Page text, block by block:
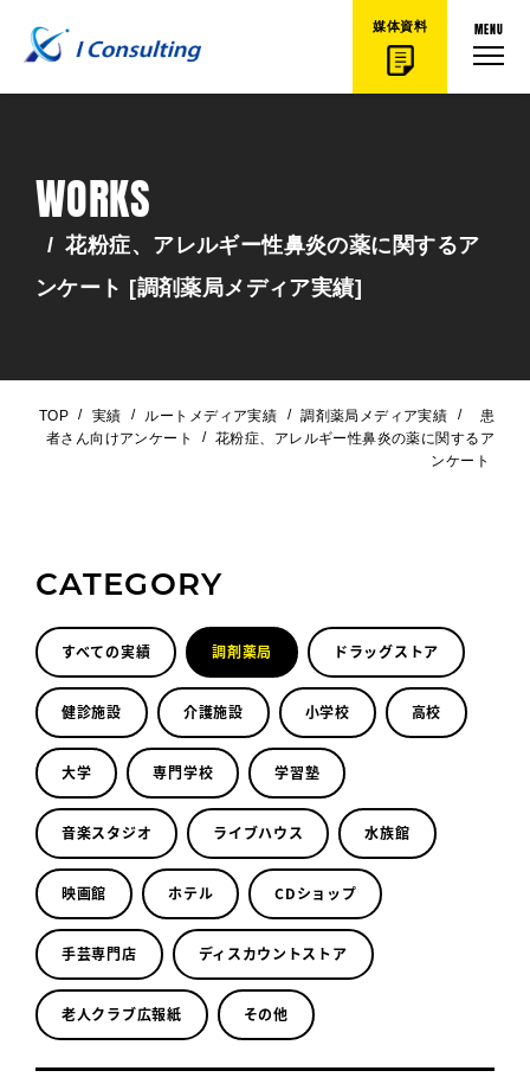
媒体資料 MENU
WORKS
/ 花粉症、アレルギー性鼻炎の薬に関するア
ンケート [調剤薬局メディア実績]
TOP / 実績 / ルートメディア実績 / 調剤薬局メディア実績 /
患
者さん向けアンケート
/ 花粉症、アレルギー性鼻炎の薬に関するア
ンケート
CATEGORY
すべての実績 調剤薬局 ドラッグストア
健診施設 介護施設 小学校 高校
大学 専門学校 学習塾
音楽スタジオ ライブハウス 水族館
映画館 ホテル CDショップ
手芸専門店 ディスカウントストア
老人クラブ広報紙 その他